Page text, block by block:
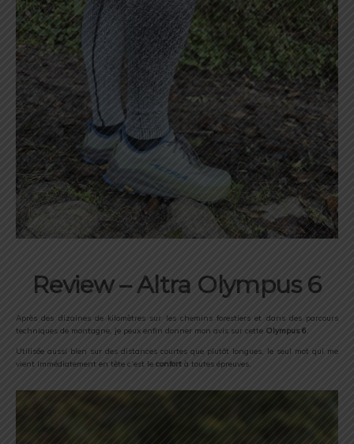
Review – Altra Olympus 6
Après des dizaines de kilomètres sur les chemins forestiers et dans des parcours
techniques de montagne, je peux enfin donner mon avis sur cette Olympus 6.
Utilisée aussi bien sur des distances courtes que plutôt longues, le seul mot qui me
vient immédiatement en tête c’est le confort à toutes épreuves.